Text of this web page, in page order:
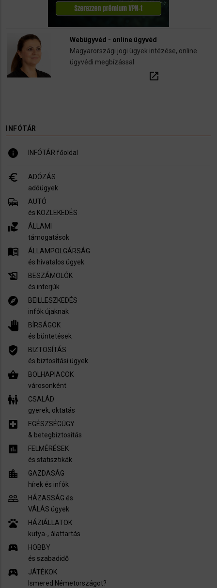
Webügyvéd - online ügyvéd
Magyarországi jogi ügyek intézése, online
ügyvédi megbízással
open_in_new
INFÓTÁR
info INFÓTÁR főoldal
euro_symbol
ADÓZÁS
adóügyek
commute
AUTÓ
és KÖZLEKEDÉS
volunteer_activism
ÁLLAMI
támogatások
menu_book
ÁLLAMPOLGÁRSÁG
és hivatalos ügyek
history_edu
BESZÁMOLÓK
és interjúk
explore
BEILLESZKEDÉS
infók újaknak
pan_tool
BÍRSÁGOK
és büntetések
verified_user
BIZTOSÍTÁS
és biztosítási ügyek
shopping_basket
BOLHAPIACOK
városonként
family_restroom
CSALÁD
gyerek, oktatás
local_hospital
EGÉSZSÉGÜGY
​& betegbiztosítás
assessment
FELMÉRÉSEK
és statisztikák
location_city
GAZDASÁG
hírek és infók
people_outline
HÁZASSÁG és
VÁLÁS ügyek
pets
HÁZIÁLLATOK
kutya-, álattartás
sports_esports
HOBBY
és szabadidő
sports_esports
JÁTÉKOK
Ismered Németországot?